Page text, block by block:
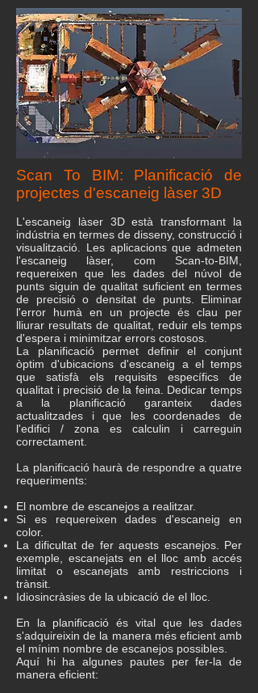
Scan To BIM: Planificació de
projectes d'escaneig làser 3D
L'escaneig làser 3D està transformant la
indústria en termes de disseny, construcció i
visualització. Les aplicacions que admeten
l'escaneig làser, com Scan-to-BIM,
requereixen que les dades del núvol de
punts siguin de qualitat suficient en termes
de precisió o densitat de punts. Eliminar
l'error humà en un projecte és clau per
lliurar resultats de qualitat, reduir els temps
d'espera i minimitzar errors costosos.
La planificació permet definir el conjunt
òptim d'ubicacions d'escaneig a el temps
que satisfà els requisits específics de
qualitat i precisió de la feina. Dedicar temps
a la planificació garanteix dades
actualitzades i que les coordenades de
l'edifici / zona es calculin i carreguin
correctament.
La planificació haurà de respondre a quatre
requeriments:
El nombre de escanejos a realitzar.
Si es requereixen dades d'escaneig en
color.
La dificultat de fer aquests escanejos. Per
exemple, escanejats en el lloc amb accés
limitat o escanejats amb restriccions i
trànsit.
Idiosincràsies de la ubicació de el lloc.
En la planificació és vital que les dades
s'adquireixin de la manera més eficient amb
el mínim nombre de escanejos possibles.
Aquí hi ha algunes pautes per fer-la de
manera eficient: